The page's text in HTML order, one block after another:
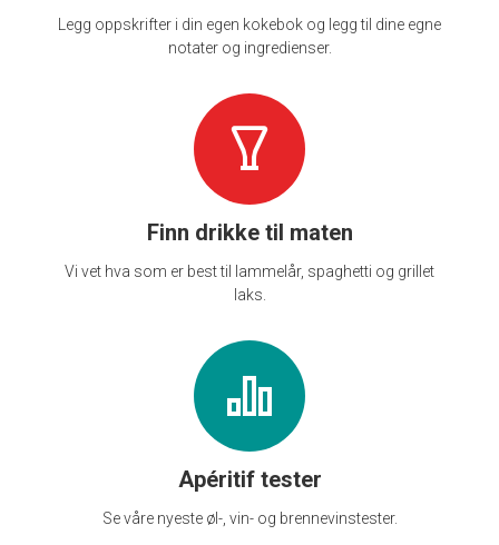
Legg oppskrifter i din egen kokebok og legg til dine egne
notater og ingredienser.
Finn drikke til maten
Vi vet hva som er best til lammelår, spaghetti og grillet
laks.
Apéritif tester
Se våre nyeste øl-, vin- og brennevinstester.